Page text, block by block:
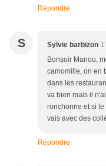
Répondre
S Sylvie barbizon
Bonsoir Manou,
camomille, on en
dans les
va bien mais il
ronchonne et si
vais avec des
Répondre